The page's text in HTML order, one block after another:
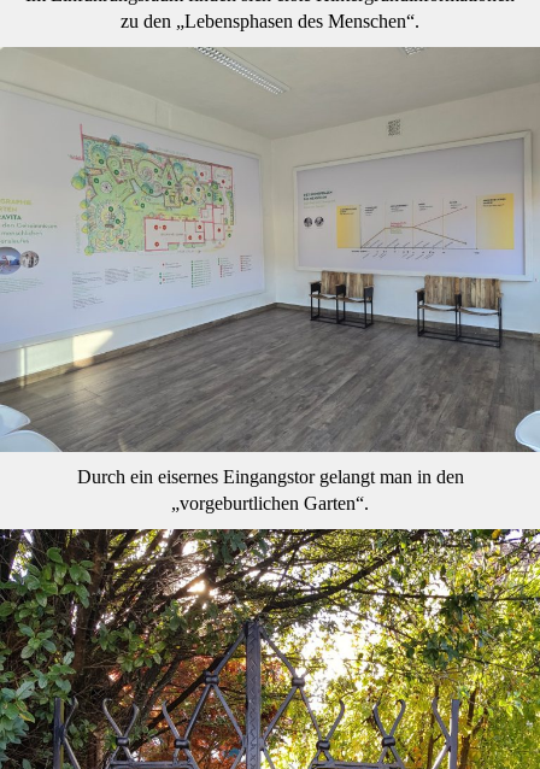
zu den „Lebensphasen des Menschen“.
Durch ein eisernes Eingangstor gelangt man in den
„vorgeburtlichen Garten“.